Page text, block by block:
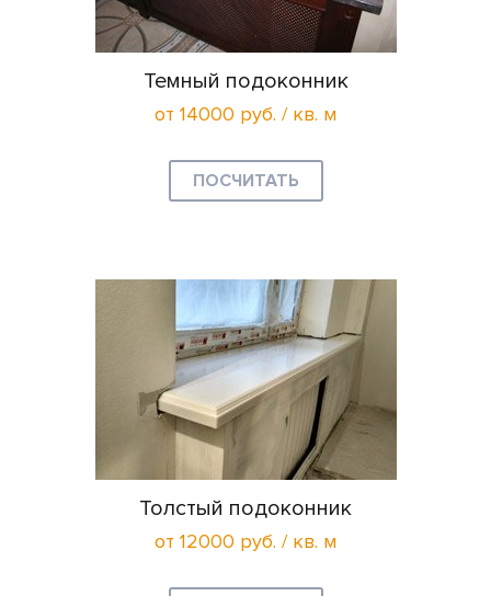
Темный подоконник
от 14000 руб. / кв. м
ПОСЧИТАТЬ
Толстый подоконник
от 12000 руб. / кв. м